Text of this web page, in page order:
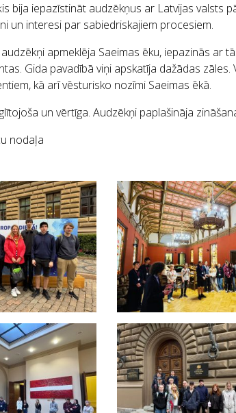
bija iepazīstināt audzēkņus ar Latvijas valsts
un interesi par sabiedriskajiem procesiem.
audzēkņi apmeklēja Saeimas ēku, iepazinās
Gida pavadībā viņi apskatīja dažādas
kā arī vēsturisko nozīmi Saeimas ēkā.
un vērtīga. Audzēkņi paplašināja
nodaļa